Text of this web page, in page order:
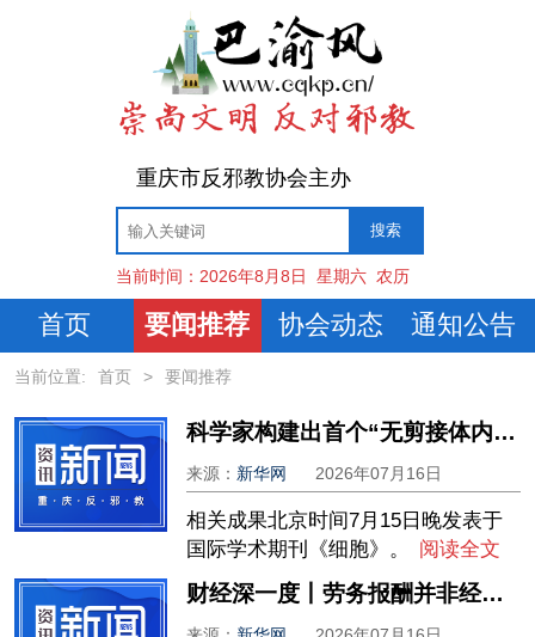
重庆市反邪教协会主办
当前时间： 2026年8月8日 星期六 农历
首页 要闻推荐 协会动态 通知公告
当前位置: 首页 > 要闻推荐
科学家构建出首个“无剪接体内含子”真核细胞
来源： 新华网 2026年07月16日
相关成果北京时间7月15日晚发表于
国际学术期刊《细胞》。
阅读全文
财经深一度丨劳务报酬并非经营所得 违规转换终被查